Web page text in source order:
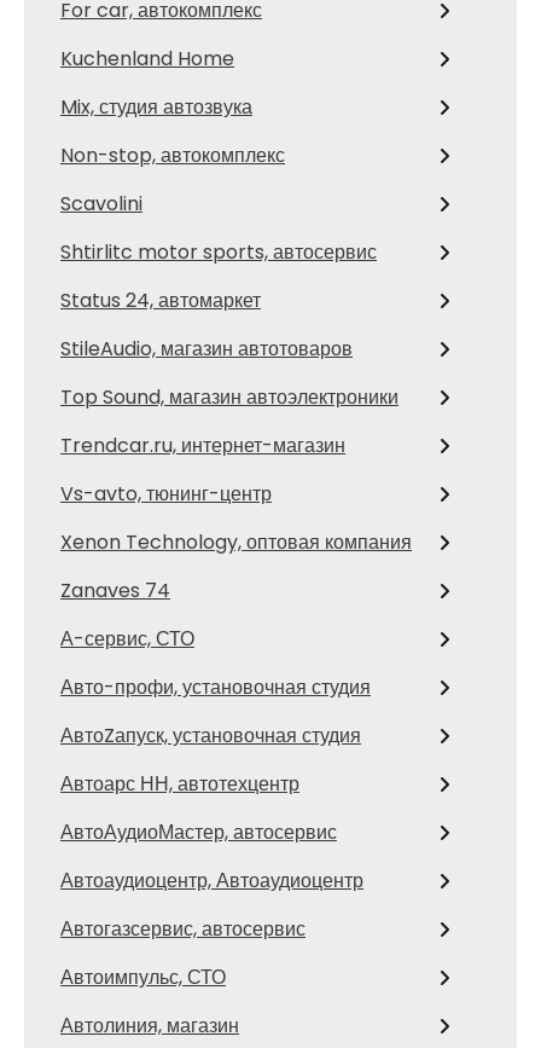
For car, автокомплекс
Kuchenland Home
Mix, студия автозвука
Non-stop, автокомплекс
Scavolini
Shtirlitc motor sports, автосервис
Status 24, автомаркет
StileAudio, магазин автотоваров
Top Sound, магазин автоэлектроники
Trendcar.ru, интернет-магазин
Vs-avto, тюнинг-центр
Xenon Technology, оптовая компания
Zanaves 74
А-сервис, СТО
Авто-профи, установочная студия
АвтоZапуск, установочная студия
Автоарс НН, автотехцентр
АвтоАудиоМастер, автосервис
Автоаудиоцентр, Автоаудиоцентр
Автогазсервис, автосервис
Автоимпульс, СТО
Автолиния, магазин